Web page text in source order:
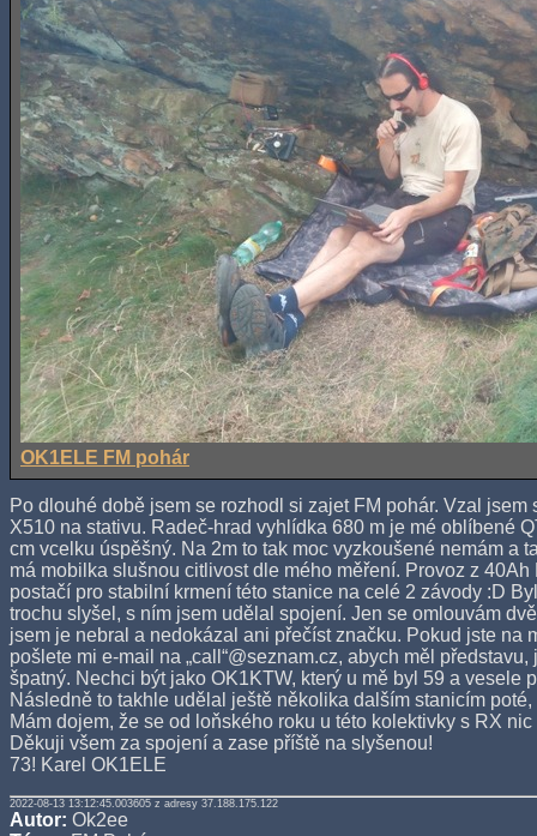
OK1ELE FM pohár
Po dlouhé době jsem se rozhodl si zajet FM pohár. Vzal jsem
X510 na stativu. Radeč-hrad vyhlídka 680 m je mé oblíbené
cm vcelku úspěšný. Na 2m to tak moc vyzkoušené nemám a
má mobilka slušnou citlivost dle mého měření. Provoz z
postačí pro stabilní krmení této stanice na celé 2 závody :D
trochu slyšel, s ním jsem udělal spojení. Jen se omlouvám
jsem je nebral a nedokázal ani přečíst značku. Pokud jste na
pošlete mi e-mail na „call“@seznam.cz, abych měl
špatný. Nechci být jako OK1KTW, který u mě byl 59 a vesele
Následně to takhle udělal ještě několika dalším stanicím
Mám dojem, že se od loňského roku u této kolektivky s RX
Děkuji všem za spojení a zase příště na slyšenou!
73! Karel OK1ELE
2022-08-13 13:12:45.003605 z adresy 37.188.175.122
Autor: Ok2ee